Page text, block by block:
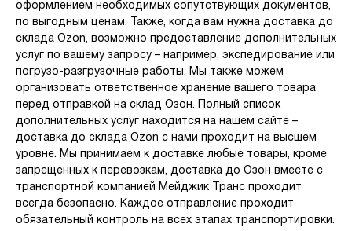
оформлением необходимых сопутствующих документов,
по выгодным ценам. Также, когда вам нужна доставка до
склада Ozon, возможно предоставление дополнительных
услуг по вашему запросу – например, экспедирование или
погрузо-разгрузочные работы. Мы также можем
организовать ответственное хранение вашего товара
перед отправкой на склад Озон. Полный список
дополнительных услуг находится на нашем сайте –
доставка до склада Ozon с нами проходит на высшем
уровне. Мы принимаем к доставке любые товары, кроме
запрещенных к перевозкам, доставка до Озон вместе с
транспортной компанией Мейджик Транс проходит
всегда безопасно. Каждое отправление проходит
обязательный контроль на всех этапах транспортировки.